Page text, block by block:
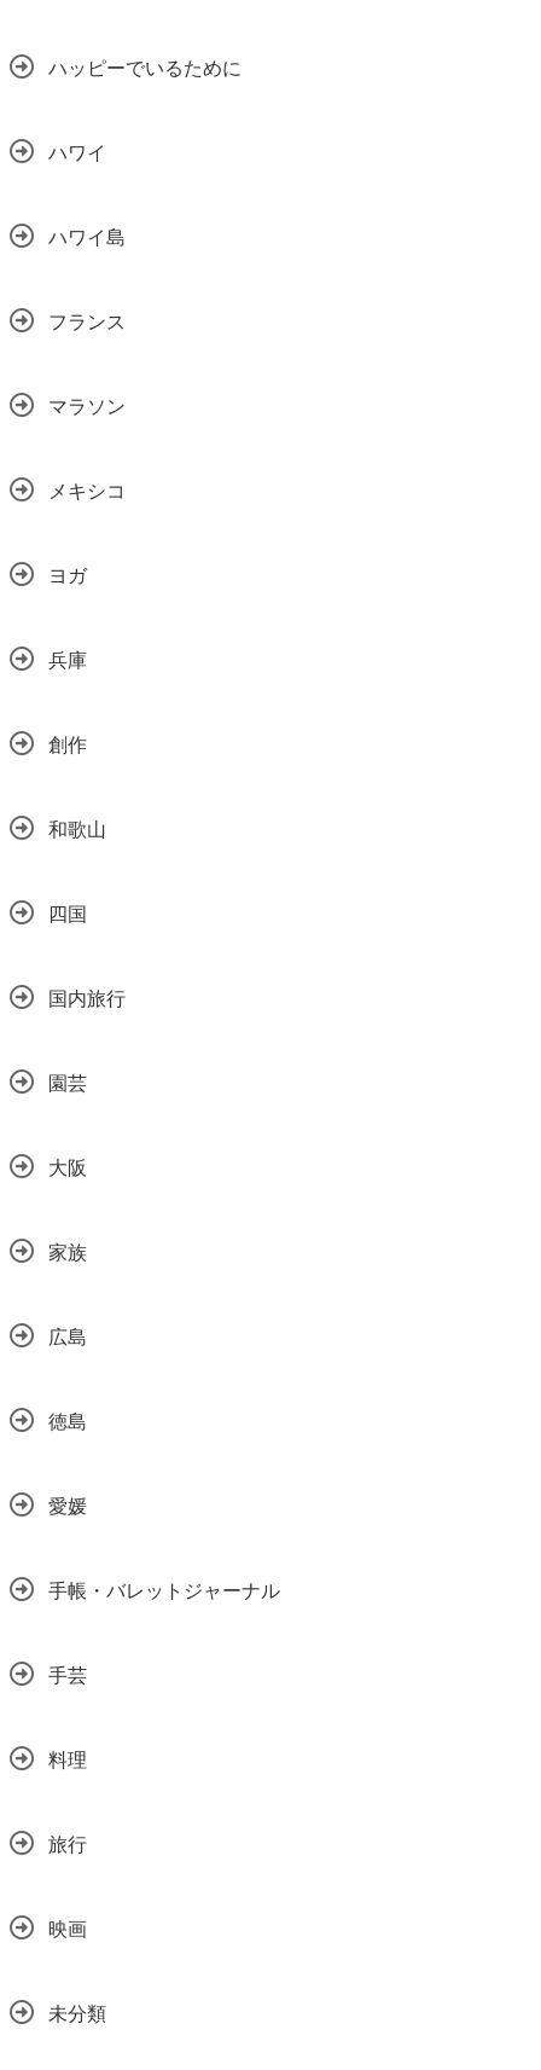
ハッピーでいるために
ハワイ
ハワイ島
フランス
マラソン
メキシコ
ヨガ
兵庫
創作
和歌山
四国
国内旅行
園芸
大阪
家族
広島
徳島
愛媛
手帳・バレットジャーナル
手芸
料理
旅行
映画
未分類